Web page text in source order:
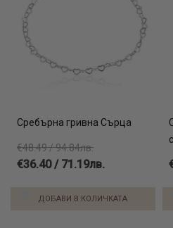
Сребърна гривна Сърца
€48.49 / 94.84лв.
€36.40 / 71.19лв.
ДОБАВИ В КОЛИЧКАТА